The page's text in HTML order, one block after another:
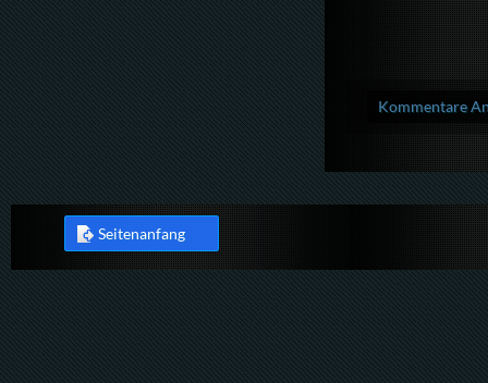
Kommentare
Seitenanfang